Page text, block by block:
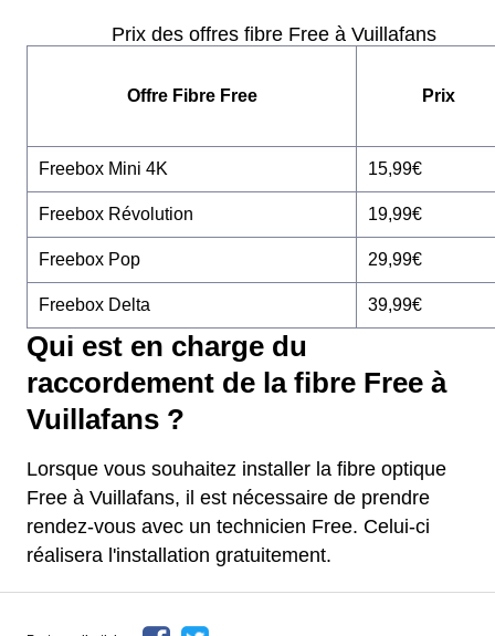
Prix des offres fibre Free à Vuillafans
Offre Fibre Free Prix
Freebox Mini 4K 15,99€
Freebox Révolution 19,99€
Freebox Pop 29,99€
Freebox Delta 39,99€
Qui est en charge du
raccordement de la fibre Free à
Vuillafans ?
Lorsque vous souhaitez installer la fibre optique
Free à Vuillafans, il est nécessaire de prendre
rendez-vous avec un technicien Free. Celui-ci
réalisera l'installation gratuitement.